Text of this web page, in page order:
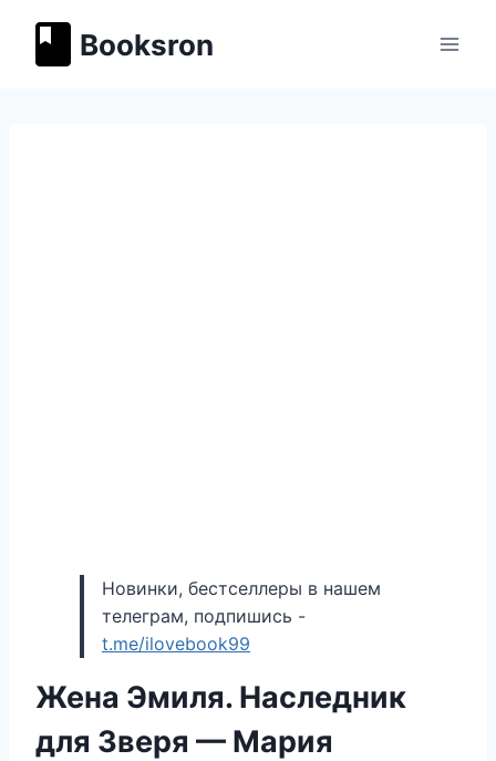
содержимому
Booksron
Новинки, бестселлеры в нашем
телеграм, подпишись -
t.me/ilovebook99
Жена Эмиля. Наследник
для Зверя — Мария